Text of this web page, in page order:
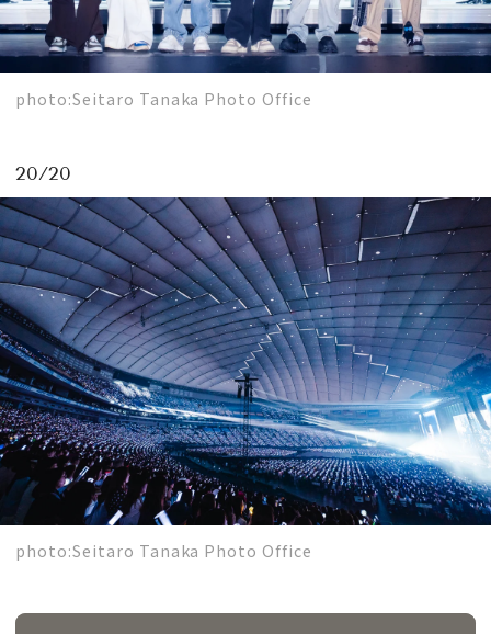
photo:Seitaro Tanaka Photo Office
20/20
photo:Seitaro Tanaka Photo Office